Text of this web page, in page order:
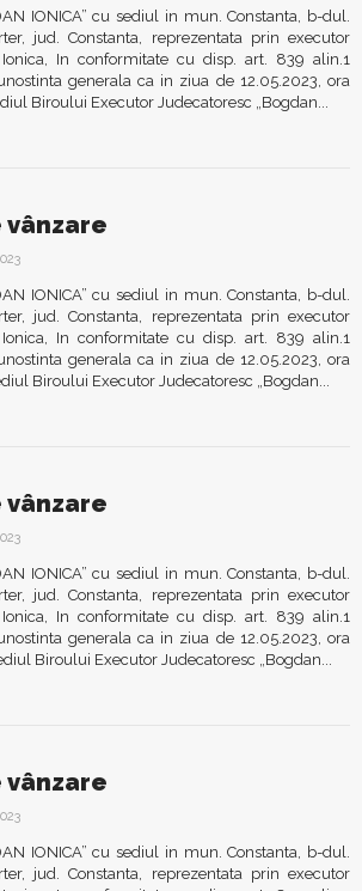
IONICA” cu sediul in mun. Constanta, b-dul.
jud. Constanta, reprezentata prin executor
In conformitate cu disp. art. 839 alin.1
generala ca in ziua de 12.05.2023, ora
Biroului Executor Judecatoresc „Bogdan...
vânzare
IONICA” cu sediul in mun. Constanta, b-dul.
jud. Constanta, reprezentata prin executor
In conformitate cu disp. art. 839 alin.1
generala ca in ziua de 12.05.2023, ora
Biroului Executor Judecatoresc „Bogdan...
vânzare
IONICA” cu sediul in mun. Constanta, b-dul.
jud. Constanta, reprezentata prin executor
In conformitate cu disp. art. 839 alin.1
generala ca in ziua de 12.05.2023, ora
Biroului Executor Judecatoresc „Bogdan...
vânzare
IONICA” cu sediul in mun. Constanta, b-dul.
jud. Constanta, reprezentata prin executor